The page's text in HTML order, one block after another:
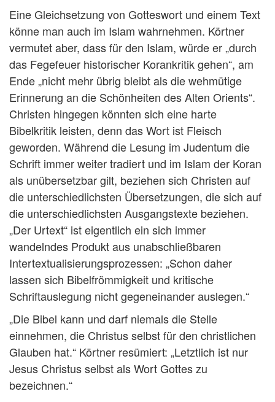
Eine Gleichsetzung von Gotteswort und einem Text
könne man auch im Islam wahrnehmen. Körtner
vermutet aber, dass für den Islam, würde er „durch
das Fegefeuer historischer Korankritik gehen“, am
Ende „nicht mehr übrig bleibt als die wehmütige
Erinnerung an die Schönheiten des Alten Orients“.
Christen hingegen könnten sich eine harte
Bibelkritik leisten, denn das Wort ist Fleisch
geworden. Während die Lesung im Judentum die
Schrift immer weiter tradiert und im Islam der Koran
als unübersetzbar gilt, beziehen sich Christen auf
die unterschiedlichsten Übersetzungen, die sich auf
die unterschiedlichsten Ausgangstexte beziehen.
„Der Urtext“ ist eigentlich ein sich immer
wandelndes Produkt aus unabschließbaren
Intertextualisierungsprozessen: „Schon daher
lassen sich Bibelfrömmigkeit und kritische
Schriftauslegung nicht gegeneinander auslegen.“
„Die Bibel kann und darf niemals die Stelle
einnehmen, die Christus selbst für den christlichen
Glauben hat.“ Körtner resümiert: „Letztlich ist nur
Jesus Christus selbst als Wort Gottes zu
bezeichnen.“